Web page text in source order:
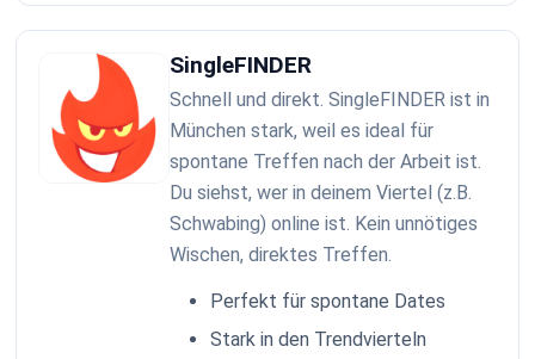
SingleFINDER
Schnell und direkt. SingleFINDER ist in
München stark, weil es ideal für
spontane Treffen nach der Arbeit ist.
Du siehst, wer in deinem Viertel (z.B.
Schwabing) online ist. Kein unnötiges
Wischen, direktes Treffen.
Perfekt für spontane Dates
Stark in den Trendvierteln